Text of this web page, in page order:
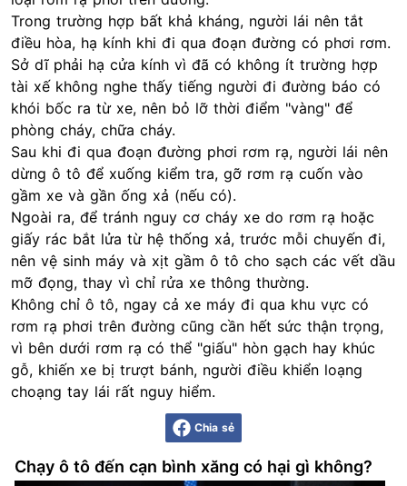
Trong trường hợp bất khả kháng, người lái nên tắt
điều hòa, hạ kính khi đi qua đoạn đường có phơi rơm.
Sở dĩ phải hạ cửa kính vì đã có không ít trường hợp
tài xế không nghe thấy tiếng người đi đường báo có
khói bốc ra từ xe, nên bỏ lỡ thời điểm "vàng" để
phòng cháy, chữa cháy.
Sau khi đi qua đoạn đường phơi rơm rạ, người lái nên
dừng ô tô để xuống kiểm tra, gỡ rơm rạ cuốn vào
gầm xe và gần ống xả (nếu có).
Ngoài ra, để tránh nguy cơ cháy xe do rơm rạ hoặc
giấy rác bắt lửa từ hệ thống xả, trước mỗi chuyến đi,
nên vệ sinh máy và xịt gầm ô tô cho sạch các vết dầu
mỡ đọng, thay vì chỉ rửa xe thông thường.
Không chỉ ô tô, ngay cả xe máy đi qua khu vực có
rơm rạ phơi trên đường cũng cần hết sức thận trọng,
vì bên dưới rơm rạ có thể "giấu" hòn gạch hay khúc
gỗ, khiến xe bị trượt bánh, người điều khiển loạng
choạng tay lái rất nguy hiểm.
Chia sẻ
Chạy ô tô đến cạn bình xăng có hại gì không?